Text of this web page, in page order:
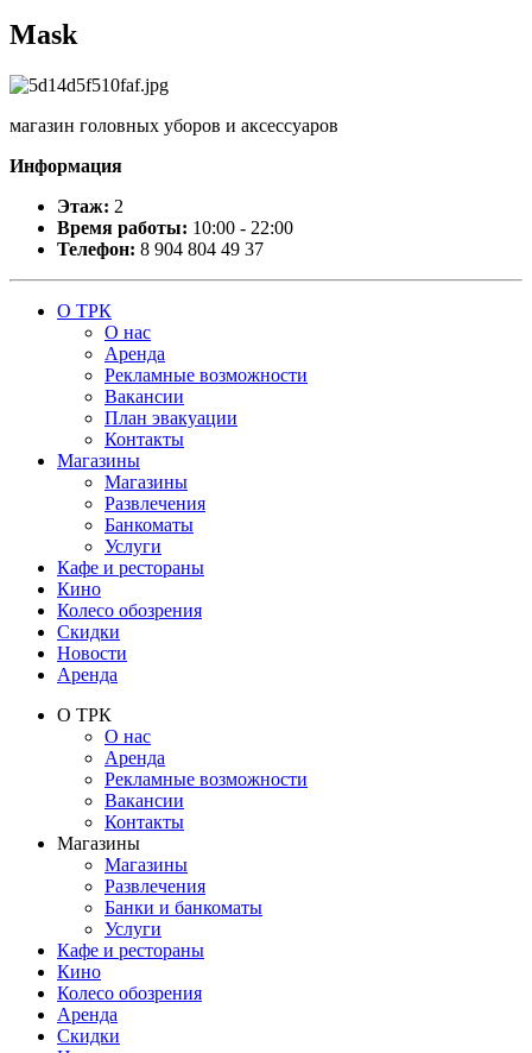
Mask
магазин головных уборов и аксессуаров
Информация
Этаж: 2
Время работы: 10:00 - 22:00
Телефон: 8 904 804 49 37
О ТРК
О нас
Аренда
Рекламные возможности
Вакансии
План эвакуации
Контакты
Магазины
Магазины
Развлечения
Банкоматы
Услуги
Кафе и рестораны
Кино
Колесо обозрения
Скидки
Новости
Аренда
О ТРК
О нас
Аренда
Рекламные возможности
Вакансии
Контакты
Магазины
Магазины
Развлечения
Банки и банкоматы
Услуги
Кафе и рестораны
Кино
Колесо обозрения
Аренда
Скидки